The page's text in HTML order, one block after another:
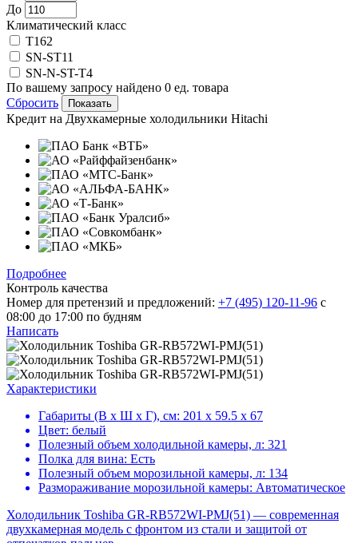
До
Климатический класс
T162
SN-ST11
SN-N-ST-T4
По вашему запросу найдено 0 ед. товара
Сбросить
Кредит на Двухкамерные холодильники Hitachi
Подробнее
Контроль качества
Номер для претензий и предложений: +7 (495) 120-11-96 с
08:00 до 17:00 по будням
Написать
Характеристики
Габариты (В х Ш х Г), см: 201 х 59.5 х 67
Цвет: белый
Полезный объем холодильной камеры, л: 321
Полка для вина: Есть
Полезный объем морозильной камеры, л: 134
Размораживание морозильной камеры: Автоматическое
Холодильник Toshiba GR-RB572WI-PMJ(51) — современная
двухкамерная модель с фронтом из стали и защитой от